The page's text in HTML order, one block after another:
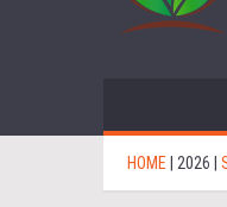
HOME 2026